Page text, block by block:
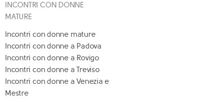
INCONTRI CON DONNE
MATURE
Incontri con donne mature
Incontri con donne a Padova
Incontri con donne a Rovigo
Incontri con donne a Treviso
Incontri con donne a Venezia e
Mestre